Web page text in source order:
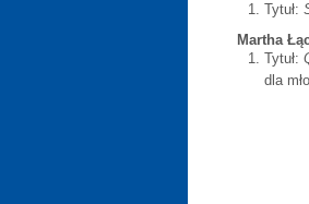
Tytuł:
Martha
Tytuł:
dla